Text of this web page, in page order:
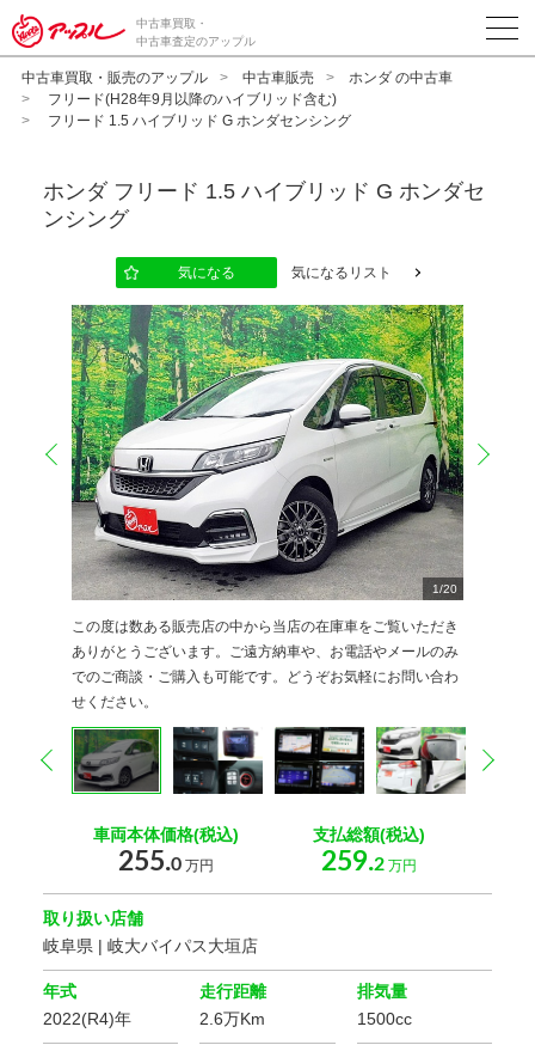
中古車買取・
中古車査定のアップル
中古車買取・販売のアップル 中古車販売
ホンダ の中古車
フリード(H28年9月以降のハイブリッド含む)
フリード 1.5 ハイブリッド G ホンダセンシング
ホンダ フリード 1.5 ハイブリッド G ホンダセ
ンシング
気になる 気になるリスト
1/20
この度は数ある販売店の中から当店の在庫車をご覧いただき
ありがとうございます。ご遠方納車や、お電話やメールのみ
でのご商談・ご購入も可能です。どうぞお気軽にお問い合わ
せください。
2 20
3 20
4 20
5 20
6 20
7 20
8 20
9 20
10
2
0
11
2
0
12
2
0
13
2
0
14
2
0
15
2
0
16
2
0
17
2
0
18
2
0
19
2
0
20
2
0
prev
prev
車両本体価格(税込)
255.0 万円
支払総額(税込)
259.2万円
取り扱い店舗
岐阜県 | 岐大バイパス大垣店
年式
2022(R4)年
走行距離
2.6万Km
排気量
1500cc